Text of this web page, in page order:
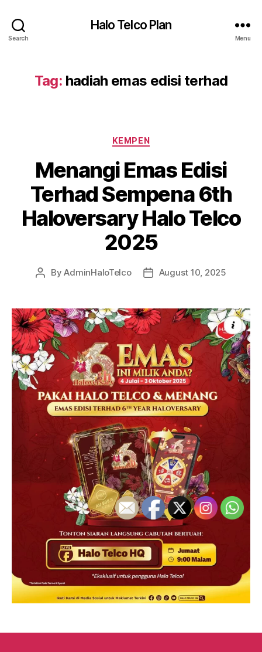
Search
Halo Telco Plan
Menu
Tag: hadiah emas edisi terhad
Categories
KEMPEN
Menangi Emas Edisi
Terhad Sempena 6th
Haloversary Halo Telco
2025
PostByAdminHaloTelco
PostAugust 10, 2025